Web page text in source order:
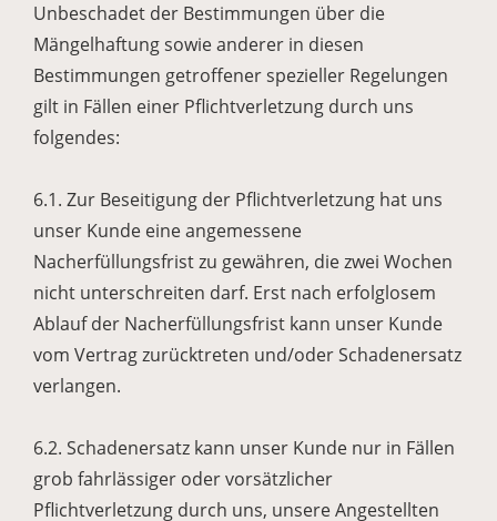
Unbeschadet der Bestimmungen über die
Mängelhaftung sowie anderer in diesen
Bestimmungen getroffener spezieller Regelungen
gilt in Fällen einer Pflichtverletzung durch uns
folgendes:
6.1. Zur Beseitigung der Pflichtverletzung hat uns
unser Kunde eine angemessene
Nacherfüllungsfrist zu gewähren, die zwei Wochen
nicht unterschreiten darf. Erst nach erfolglosem
Ablauf der Nacherfüllungsfrist kann unser Kunde
vom Vertrag zurücktreten und/oder Schadenersatz
verlangen.
6.2. Schadenersatz kann unser Kunde nur in Fällen
grob fahrlässiger oder vorsätzlicher
Pflichtverletzung durch uns, unsere Angestellten